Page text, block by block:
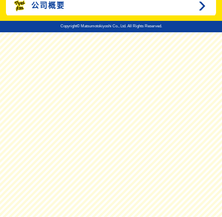
公司概要
Copyright© Matsumotokiyoshi Co., Ltd. All Rights Reserved.